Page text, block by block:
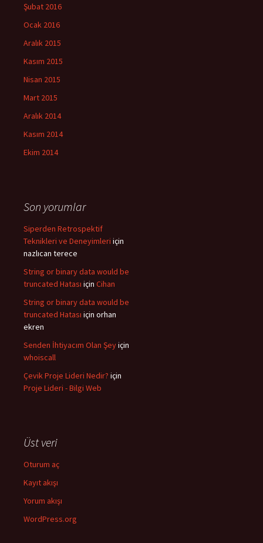
Şubat 2016
Ocak 2016
Aralık 2015
Kasım 2015
Nisan 2015
Mart 2015
Aralık 2014
Kasım 2014
Ekim 2014
Son yorumlar
Siperden Retrospektif
Teknikleri ve Deneyimleri için
nazlıcan terece
String or binary data would be
truncated Hatası için Cihan
String or binary data would be
truncated Hatası için orhan
ekren
Senden İhtiyacım Olan Şeyiçin
whoiscall
Çevik Proje Lideri Nedir? için
Proje Lideri - Bilgi Web
Üst veri
Oturum aç
Kayıt akışı
Yorum akışı
WordPress.org